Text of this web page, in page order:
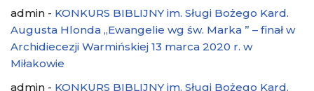
admin - KONKURS BIBLIJNY im. Sługi Bożego Kard.
Augusta Hlonda „Ewangelie wg św. Marka ” – finał w
Archidiecezji Warmińskiej 13 marca 2020 r. w
Miłakowie
admin - KONKURS BIBLIJNY im. Sługi Bożego Kard.